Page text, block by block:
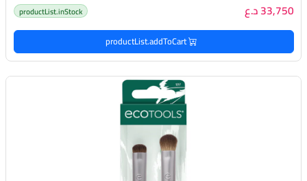
33,750 د.ع productList.inStock
productList.addToCart